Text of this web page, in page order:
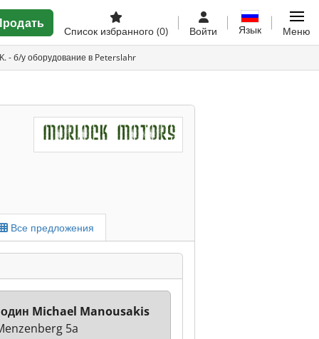
Список избранного (0) Войти Язык Меню
- б/у оборудование в Peterslahr
Все предложения
Michael Manousakis
5a